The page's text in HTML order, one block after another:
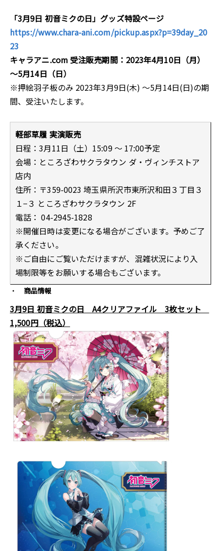
「3月9日 初音ミクの日」グッズ特設ページ
https://www.chara-ani.com/pickup.aspx?p=39day_20
23
キャラアニ.com 受注販売期間：2023年4月10日（月）
～5月14日（日）
※押絵羽子板のみ 2023年3月9日(木) ～5月14日(日)の期
間、受注いたします。
軽部草履 実演販売
日程：3月11日（土）15:09 ～ 17:00予定
会場：ところざわサクラタウン ダ・ヴィンチストア
店内
住所：〒359-0023 埼玉県所沢市東所沢和田３丁目３
１−３ ところざわサクラタウン 2F
電話： 04-2945-1828
※開催日時は変更になる場合がございます。予めご了
承ください。
※ご自由にご覧いただけますが、混雑状況により入
場制限等をお願いする場合もございます。
商品情報
3月9日 初音ミクの日 A4クリアファイル 3枚セット
1,500円（税込）